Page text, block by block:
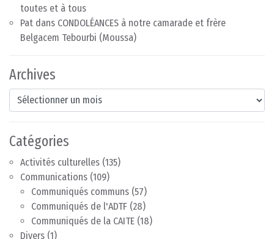
toutes et à tous
Pat dans CONDOLÉANCES à notre camarade et frère
Belgacem Tebourbi (Moussa)
Archives
Archives
Catégories
Activités culturelles (135)
Communications (109)
Communiqués communs (57)
Communiqués de l'ADTF (28)
Communiqués de la CAITE (18)
Divers (1)